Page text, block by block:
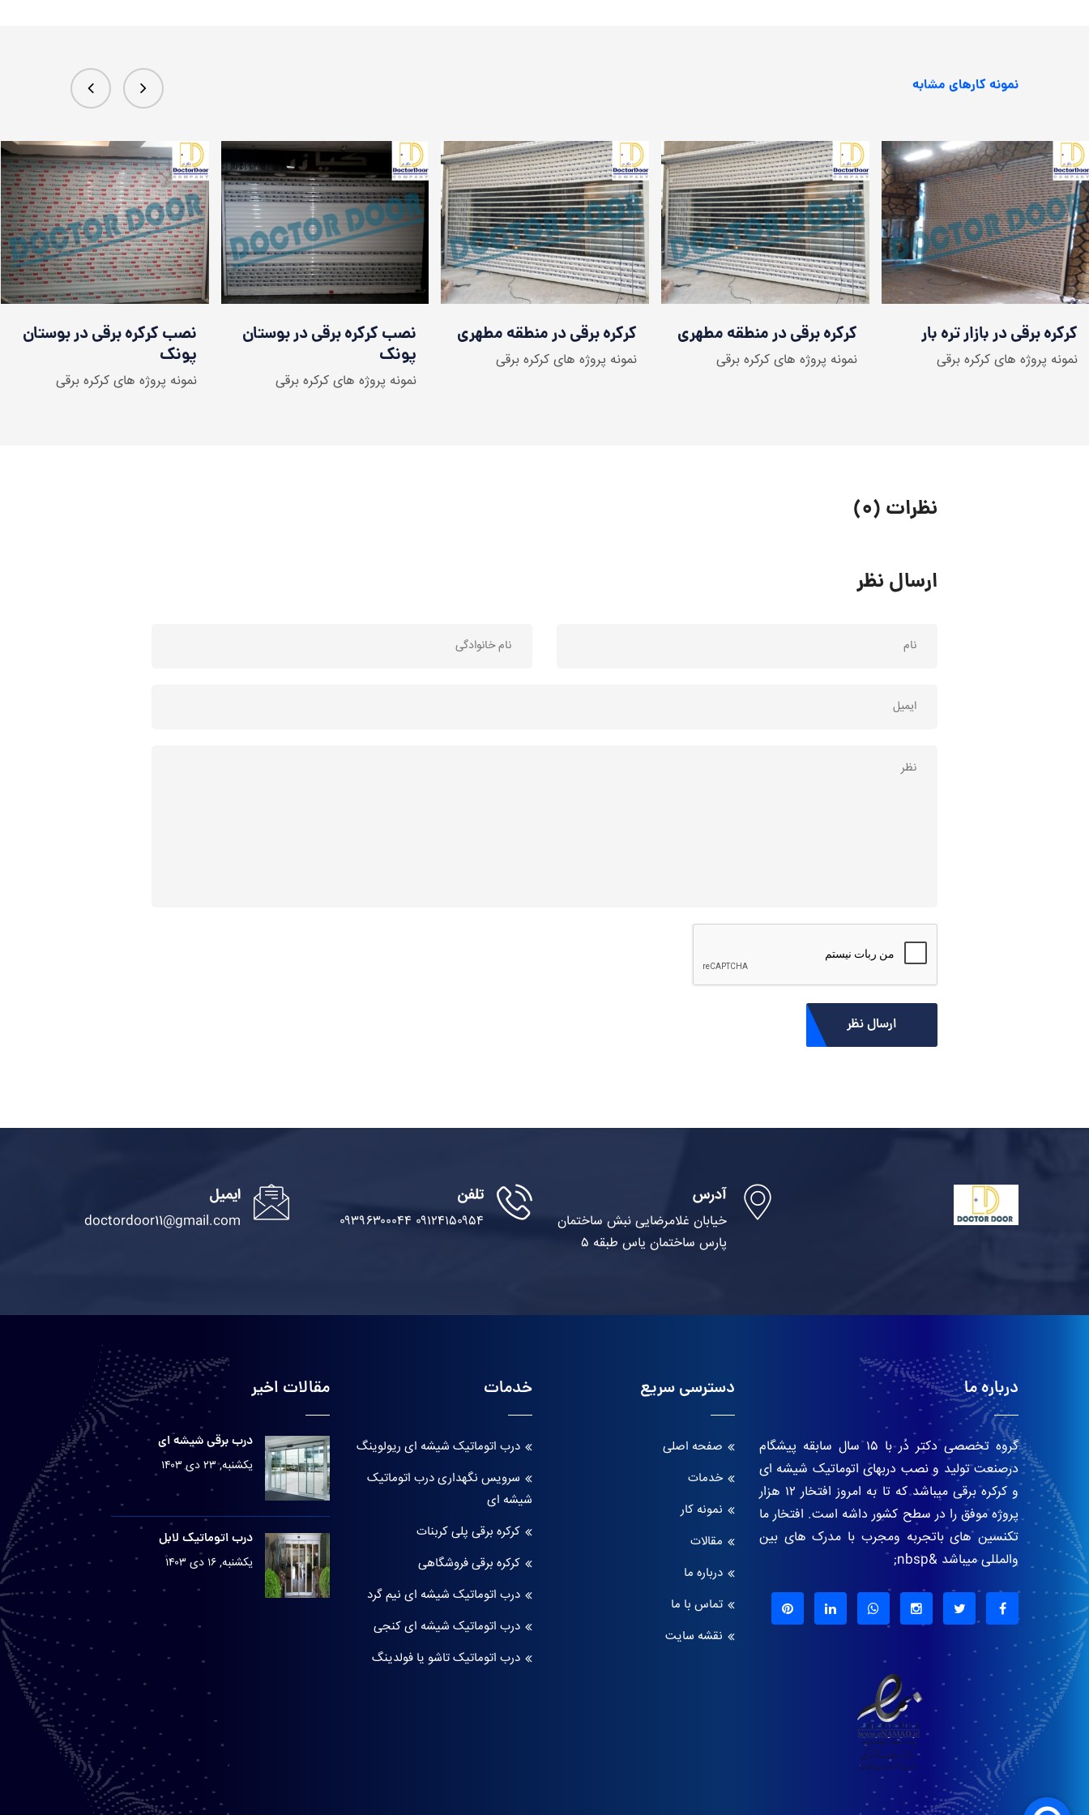
نمونه کارهای مشابه
نصب کرکره برقی در بوستان
پونک
نمونه پروژه های کرکره برقی
نصب کرکره برقی در بوستان
پونک
نمونه پروژه های کرکره برقی
کرکره برقی در منطقه مطهری
نمونه پروژه های کرکره برقی
کرکره برقی در منطقه مطهری
نمونه پروژه های کرکره برقی
کرکره برقی در بازار تره بار
نمونه پروژه های کرکره برقی
نظرات (۰)
ارسال نظر
ارسال نظر
آدرس
خیابان غلامرضایی نبش ساختمان
پارس ساختمان یاس طبقه ۵
تلفن
۰۹۱۲۴۱۵۰۹۵۴ ۰۹۳۹۶۳۰۰۰۴۴
ایمیل
doctordoor11@gmail.com
درباره ما
گروه تخصصی دکتر دُر با ۱۵ سال سابقه پیشگام
درصنعت تولید و نصب دربهای اتوماتیک شیشه ای
و کرکره برقی میباشد که تا به امروز افتخار ۱۲ هزار
پروژه موفق را در سطح کشور داشه است. افتخار ما
تکنسین های باتجربه ومجرب با مدرک های بین
والمللی میباشد &nbsp;
دسترسی سریع
صفحه اصلی
خدمات
نمونه کار
مقالات
درباره ما
تماس با ما
نقشه سایت
خدمات
درب اتوماتیک شیشه ای ریولوینگ
سرویس نگهداری درب اتوماتیک
شیشه ای
کرکره برقی پلی کربنات
کرکره برقی فروشگاهی
درب اتوماتیک شیشه ای نیم گرد
درب اتوماتیک شیشه ای کنجی
درب اتوماتیک تاشو یا فولدینگ
مقالات اخیر
درب برقی شیشه ای
یکشنبه, ۲۳ دی ۱۴۰۳
درب اتوماتیک لابل
یکشنبه, ۱۶ دی ۱۴۰۳